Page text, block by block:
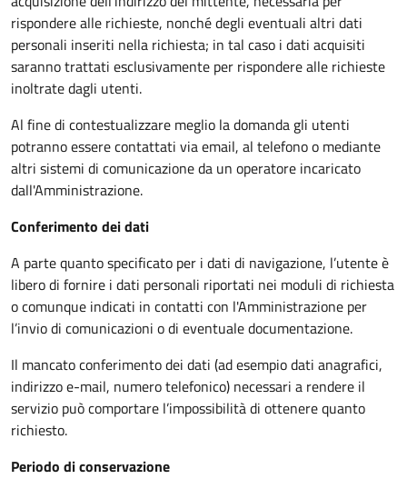
rispondere alle richieste, nonché degli eventuali altri dati
personali inseriti nella richiesta; in tal caso i dati acquisiti
saranno trattati esclusivamente per rispondere alle richieste
inoltrate dagli utenti.
Al fine di contestualizzare meglio la domanda gli utenti
potranno essere contattati via email, al telefono o mediante
altri sistemi di comunicazione da un operatore incaricato
dall'Amministrazione.
Conferimento dei dati
A parte quanto specificato per i dati di navigazione, l’utente è
libero di fornire i dati personali riportati nei moduli di richiesta
o comunque indicati in contatti con l'Amministrazione per
l’invio di comunicazioni o di eventuale documentazione.
Il mancato conferimento dei dati (ad esempio dati anagrafici,
indirizzo e-mail, numero telefonico) necessari a rendere il
servizio può comportare l’impossibilità di ottenere quanto
richiesto.
Periodo di conservazione